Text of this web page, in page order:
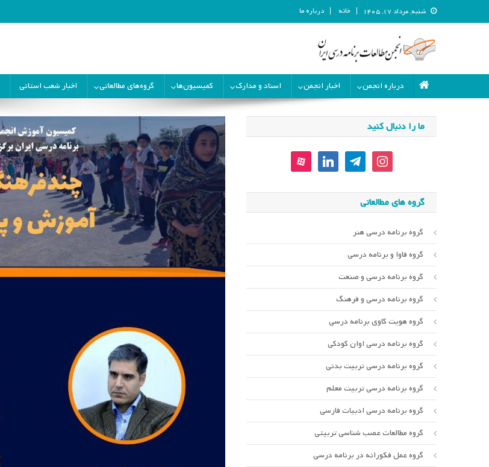
شنبه, مرداد ۱۷, ۱۴۰۵ خانه درباره ما
انجمن مطالعات برنامه درسی ایران
درباره انجمن
اخبار انجمن اسناد و مدارک کمیسیون‌ها گروه‌های مطالعاتی اخبار شعب استانی
ما را دنبال کنید
instagram
telegram
linkedin
aparat
گروه های مطالعاتی
گروه برنامه درسی هنر
گروه فاوا و برنامه درسی
گروه برنامه درسی و صنعت
گروه برنامه درسی و فرهنگ
گروه هویت کاوی برنامه درسی
گروه برنامه درسی اوان کودکی
گروه برنامه درسی تربیت بدنی
گروه برنامه درسی تربیت معلم
گروه برنامه درسی ادبیات فارسی
گروه مطالعات عصب شناسی تربیتی
گروه عمل فکورانه در برنامه درسی